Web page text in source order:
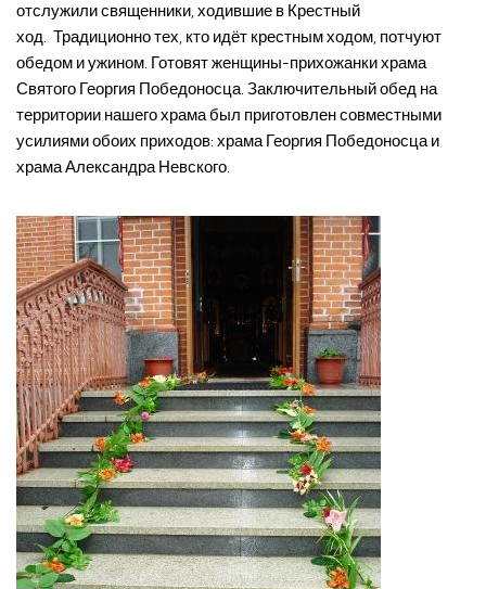
отслужили священники, ходившие в Крестный
ход. Традиционно тех, кто идёт крестным ходом, потчуют
обедом и ужином. Готовят женщины-прихожанки храма
Святого Георгия Победоносца. Заключительный обед на
территории нашего храма был приготовлен совместными
усилиями обоих приходов: храма Георгия Победоносца и
храма Александра Невского.